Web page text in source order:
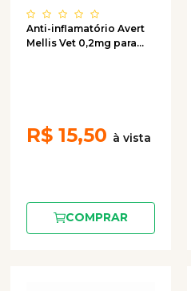
Anti-inflamatório Avert
Mellis Vet 0,2mg para
R$ 15,50
COMPRAR